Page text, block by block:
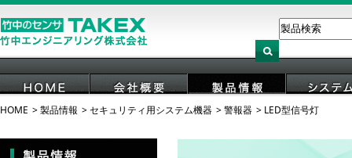
HOME 会社概要 製品情報 システ
HOME 製品情報 セキュリティ用システム機器 警報器 LED型信号灯